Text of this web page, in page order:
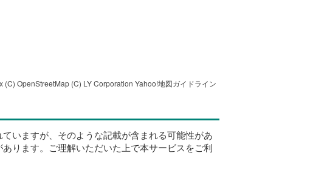
(C) OpenStreetMap (C) LY Corporation Yahoo!地図ガイドライン
いますが、そのような記載が含まれる可能性があ
ります。ご理解いただいた上で本サービスをご利